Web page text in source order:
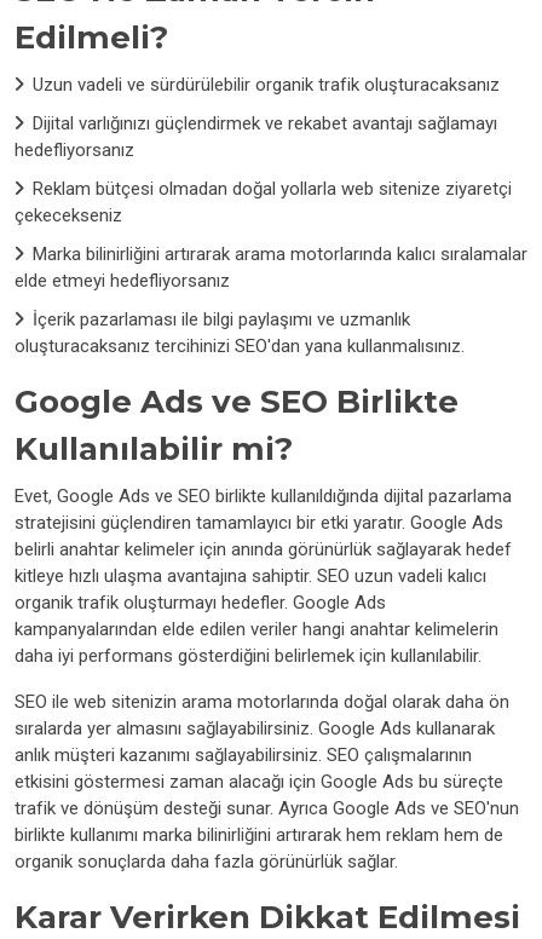
Edilmeli?
Uzun vadeli ve sürdürülebilir organik trafik oluşturacaksanız
Dijital varlığınızı güçlendirmek ve rekabet avantajı sağlamayı
hedefliyorsanız
Reklam bütçesi olmadan doğal yollarla web sitenize ziyaretçi
çekecekseniz
Marka bilinirliğini artırarak arama motorlarında kalıcı sıralamalar
elde etmeyi hedefliyorsanız
İçerik pazarlaması ile bilgi paylaşımı ve uzmanlık
oluşturacaksanız tercihinizi SEO'dan yana kullanmalısınız.
Google Ads ve SEO Birlikte
Kullanılabilir mi?
Evet, Google Ads ve SEO birlikte kullanıldığında dijital pazarlama
stratejisini güçlendiren tamamlayıcı bir etki yaratır. Google Ads
belirli anahtar kelimeler için anında görünürlük sağlayarak hedef
kitleye hızlı ulaşma avantajına sahiptir. SEO uzun vadeli kalıcı
organik trafik oluşturmayı hedefler. Google Ads
kampanyalarından elde edilen veriler hangi anahtar kelimelerin
daha iyi performans gösterdiğini belirlemek için kullanılabilir.
SEO ile web sitenizin arama motorlarında doğal olarak daha ön
sıralarda yer almasını sağlayabilirsiniz. Google Ads kullanarak
anlık müşteri kazanımı sağlayabilirsiniz. SEO çalışmalarının
etkisini göstermesi zaman alacağı için Google Ads bu süreçte
trafik ve dönüşüm desteği sunar. Ayrıca Google Ads ve SEO'nun
birlikte kullanımı marka bilinirliğini artırarak hem reklam hem de
organik sonuçlarda daha fazla görünürlük sağlar.
Karar Verirken Dikkat Edilmesi